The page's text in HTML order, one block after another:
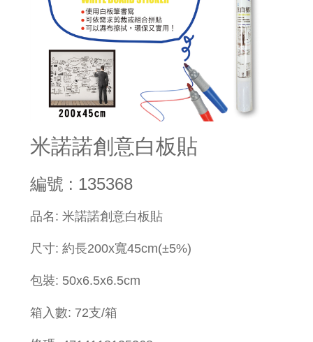
米諾諾創意白板貼
編號 : 135368
​品名: 米諾諾創意白板貼
尺寸: 約長200x寬45cm(±5%)
包裝: 50x6.5x6.5cm
箱入數: 72支/箱